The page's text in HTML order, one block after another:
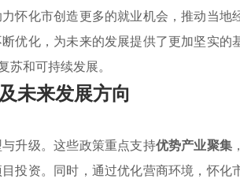
怀化市创造更多的就业机会，推动当地
优化，为未来的发展提供了更加坚实的
和可持续发展。
未来发展方向
升级。这些政策重点支持优势产业聚集 ，
投资。同时，通过优化营商环境，怀化